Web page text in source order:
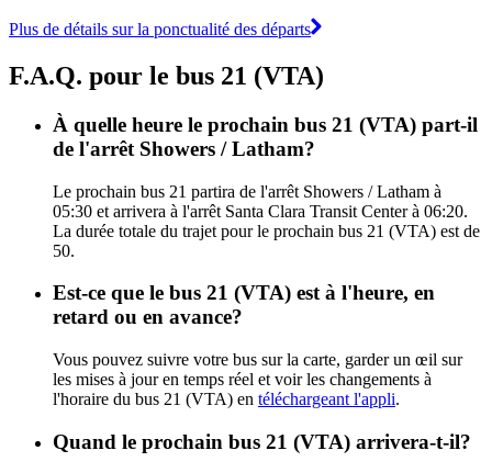
Plus de détails sur la ponctualité des départs
F.A.Q. pour le bus 21 (VTA)
À quelle heure le prochain bus 21 (VTA) part-il
de l'arrêt Showers / Latham?
Le prochain bus 21 partira de l'arrêt Showers / Latham à
05:30 et arrivera à l'arrêt Santa Clara Transit Center à 06:20.
La durée totale du trajet pour le prochain bus 21 (VTA) est de
50.
Est-ce que le bus 21 (VTA) est à l'heure, en
retard ou en avance?
Vous pouvez suivre votre bus sur la carte, garder un œil sur
les mises à jour en temps réel et voir les changements à
l'horaire du bus 21 (VTA) en téléchargeant l'appli.
Quand le prochain bus 21 (VTA) arrivera-t-il?